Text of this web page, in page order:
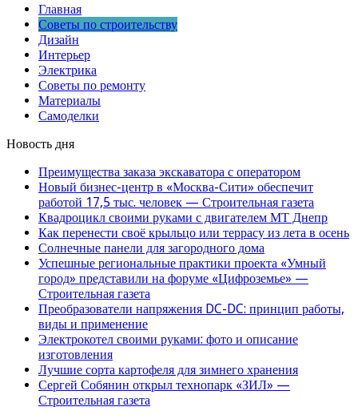
Главная
Советы по строительству
Дизайн
Интерьер
Электрика
Советы по ремонту
Материалы
Самоделки
Новость дня
Преимущества заказа экскаватора с оператором
Новый бизнес-центр в «Москва-Сити» обеспечит
работой 17,5 тыс. человек — Строительная газета
Квадроцикл своими руками с двигателем МТ Днепр
Как перенести своё крыльцо или террасу из лета в осень
Солнечные панели для загородного дома
Успешные региональные практики проекта «Умный
город» представили на форуме «Цифроземье» —
Строительная газета
Преобразователи напряжения DC-DC: принцип работы,
виды и применение
Электрокотел своими руками: фото и описание
изготовления
Лучшие сорта картофеля для зимнего хранения
Сергей Собянин открыл технопарк «ЗИЛ» —
Строительная газета